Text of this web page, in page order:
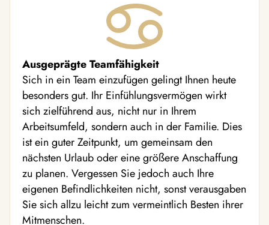
Ausgeprägte Teamfähigkeit
Sich in ein Team einzufügen gelingt Ihnen heute
besonders gut. Ihr Einfühlungsvermögen wirkt
sich zielführend aus, nicht nur in Ihrem
Arbeitsumfeld, sondern auch in der Familie. Dies
ist ein guter Zeitpunkt, um gemeinsam den
nächsten Urlaub oder eine größere Anschaffung
zu planen. Vergessen Sie jedoch auch Ihre
eigenen Befindlichkeiten nicht, sonst verausgaben
Sie sich allzu leicht zum vermeintlich Besten ihrer
Mitmenschen.